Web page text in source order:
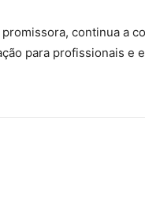
continua a
para profissionais e